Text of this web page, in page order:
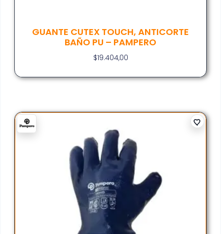
GUANTE CUTEX TOUCH, ANTICORTE
BAÑO PU – PAMPERO
$19.404,00